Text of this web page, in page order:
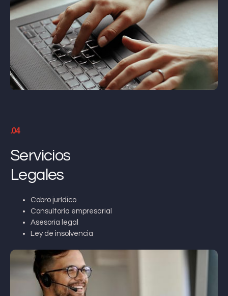
.04
Servicios
Legales
Cobro jurídico
Consultoría empresarial
Asesoría legal
Ley de insolvencia